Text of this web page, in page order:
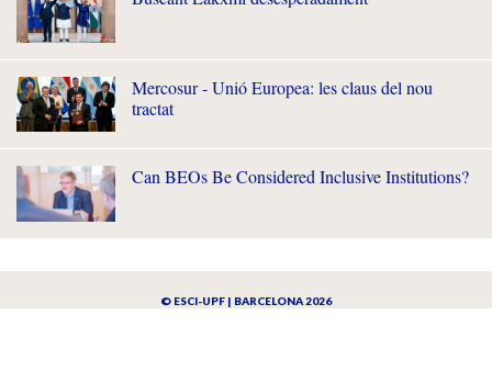
Mercosur - Unió Europea: les claus del nou
tractat
Can BEOs Be Considered Inclusive Institutions?
© ESCI-UPF | BARCELONA 2026